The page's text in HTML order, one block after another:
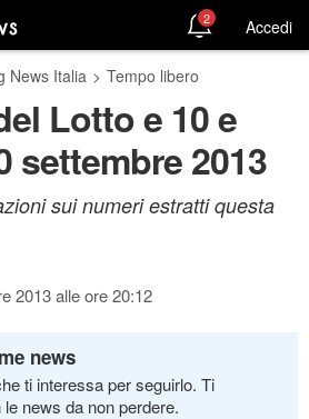
2 Accedi
News Italia > Tempo libero
Lotto e 10 e
settembre 2013
sui numeri estratti questa
2013 alle ore 20:12
news
ti interessa per seguirlo. Ti
news da non perdere.